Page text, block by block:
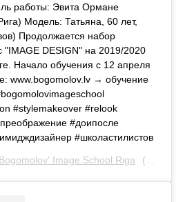
работы: Эвита Ормане
Модель: Татьяна, 60 лет,
Продолжается набор
"IMAGE DESIGN" на 2019/2020
Начало обучения с 12 апреля
www.bogomolov.lv → обучение
#stylemakeover #relook
#доипосле
#школастилистов
Bogomolov' Image School Riga (@bogomolov_image_school) on